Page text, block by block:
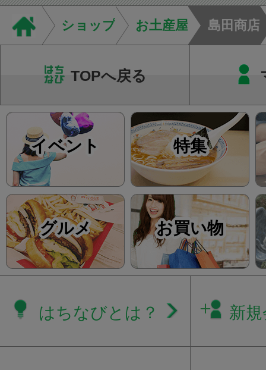
す。当院では回数券
て...
ショップ お土産屋 島田商店
TOPへ戻る
イベント 特集
グルメ お買い物
はちなびとは？ 新